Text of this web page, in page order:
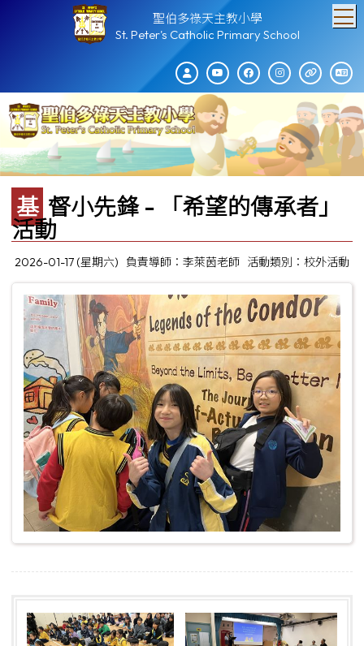
聖伯多祿天主教小學
St. Peter's Catholic Primary School
基督小先鋒 - 「希望的傳承者」
活動
2026-01-17 (星期六) 負責導師：李萊茵老師 活動類別：校外活動